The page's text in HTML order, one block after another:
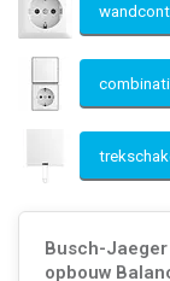
Busch-
opbouw